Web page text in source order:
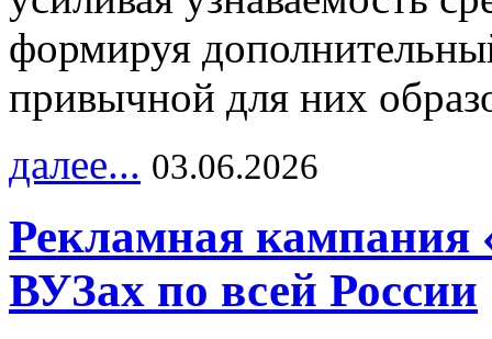
формируя
привычной для них
далее... 03.06.2026
Рекламная кампания
ВУЗах по всей России